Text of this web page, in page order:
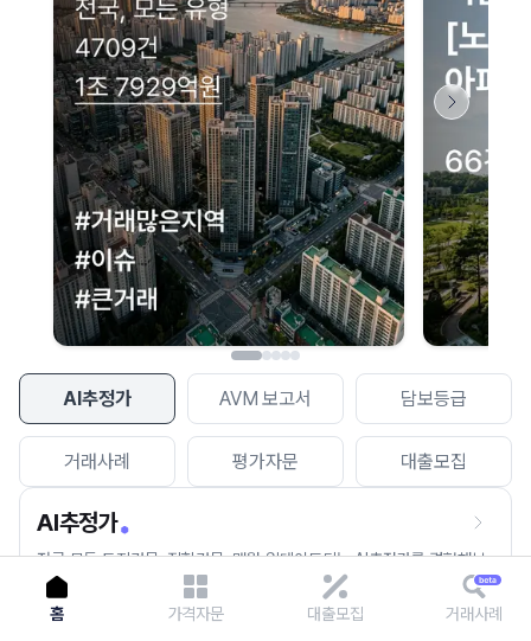
AI추정가 AVM 보고서 담보등급
거래사례 평가자문 대출모집
AI추정가
전국 모든 토지건물, 집합건물, 매월 업데이트되는 AI추정가를 경험해보
세요.
네이버 지도 연결 안내
현재 네이버 지도 연결이 원활하지 않아 지도를 불러올 수 없습니다.
이용에 불편을 드려 죄송합니다.
다시 시도
홈 가격자문 대출모집 거래사례